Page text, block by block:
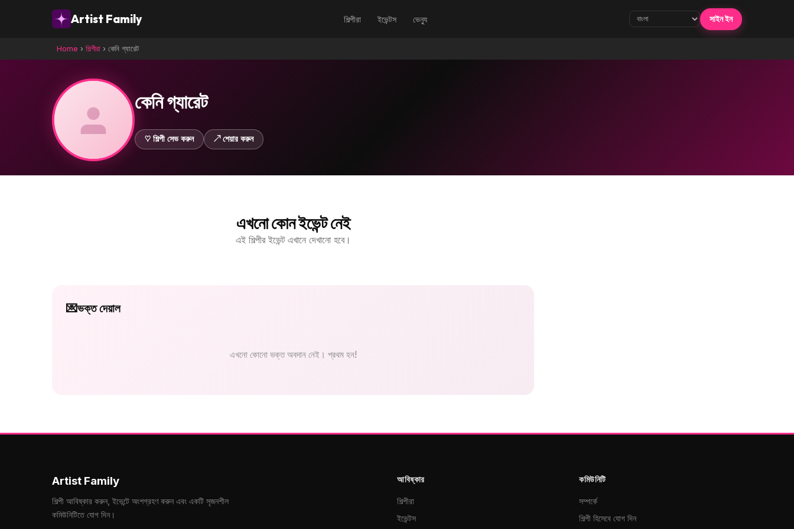
Artist Family শিল্পীরা ইভেন্টস ভেন্যু সাইন ইন
Home › শিল্পীরা › কেনি গ্যারেট
কেনি গ্যারেট
♡ শিল্পী সেভ করুন ↗ শেয়ার করুন
এখনো কোন ইভেন্ট নেই
এই শিল্পীর ইভেন্ট এখানে দেখানো হবে।
💌ভক্ত দেয়াল
এখনো কোনো ভক্ত অবদান নেই। প্রথম হন!
Artist Family
শিল্পী আবিষ্কার করুন, ইভেন্টে অংশগ্রহণ করুন এবং একটি সৃজনশীল
কমিউনিটিতে যোগ দিন।
আবিষ্কার
শিল্পীরা
ইভেন্টস
কমিউনিটি
সম্পর্কে
শিল্পী হিসেবে যোগ দিন